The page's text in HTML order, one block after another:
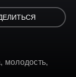
, молодость,